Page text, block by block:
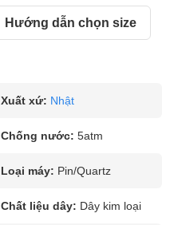
Hướng dẫn chọn size
Xuất xứ: Nhật
Chống nước: 5atm
Loại máy: Pin/Quartz
Chất liệu dây: Dây kim loại